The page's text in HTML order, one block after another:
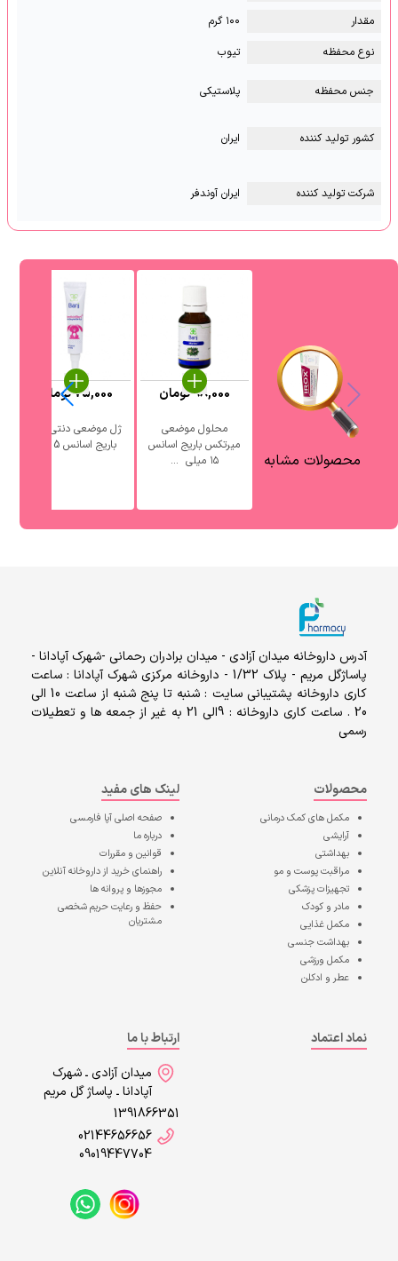
مقدار
۱۰۰ گرم
نوع محفظه
تیوب
جنس محفظه پلاستیکی
کشور تولید کننده ایران
شرکت تولید کننده ایران آوندفر
محصولات مشابه
محلول موضعی
میرتکس باریج اسانس
۱۵ میلی ‎ ...
98,000تومان
ژل موضعی دنتی کید
باریج اسانس 5 گرم
75,000تومان
آدرس داروخانه میدان آزادی - میدان برادران رحمانی -شهرک آپادانا -
پاساژگل مریم - پلاک 1/32 - داروخانه مرکزی شهرک آپادانا : ساعت
کاری داروخانه پشتیبانی سایت : شنبه تا پنج شنبه از ساعت 10 الی
20 . ساعت کاری داروخانه : 9الی 21 به غیر از جمعه ها و تعطیلات
رسمی
محصولات
مکمل های کمک درمانی
آرایشی
بهداشتی
مراقبت پوست و مو
تجهیزات پزشکی
مادر و کودک
مکمل غذایی
بهداشت جنسی
مکمل ورزشی
عطر و ادکلن
لینک های مفید
صفحه اصلیآپا فارمسی
درباره ما
قوانین و مقررات
راهنمای خرید از داروخانه آنلاین
مجوزها و پروانه ها
حفظ و رعایت حریم شخصی
مشتریان
نماد اعتماد
ارتباط با ما
میدان آزادی ـ شهرک
آپادانا ـ پاساژ گل مریم
1391866351
02144656656
09019447704